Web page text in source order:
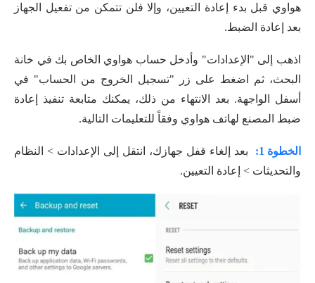
هواوي قبل بدء إعادة التعيين، وإلا فلن تتمكن من تفعيل الجهاز
بعد إعادة الضبط.
اذهب إلى "الإعدادات" وأدخل حساب هواوي الخاص بك في خانة
البحث، ثم اضغط على زر "تسجيل الخروج من الحساب" في
أسفل الواجهة. بعد الانتهاء من ذلك، يمكنك متابعة تنفيذ إعادة
ضبط المصنع لهاتف هواوي وفقاً للتعليمات التالية.
الخطوة 1:
بعد إلغاء قفل جهازك، انتقل إلى الإعدادات > النظام
والتحديثات > إعادة التعيين.